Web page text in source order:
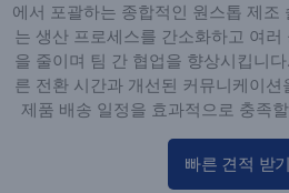
에서 포괄하는 종합적인 원스톱 제조
는 생산 프로세스를 간소화하고 여러
을 줄이며 팀 간 협업을 향상시킵니
른 전환 시간과 개선된 커뮤니케이션
제품 배송 일정을 효과적으로 충족
빠른 견적 받기